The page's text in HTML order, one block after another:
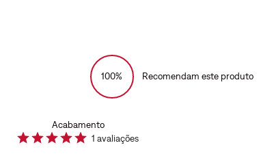
100% Recomendam este produto
Acabamento
1 avaliações